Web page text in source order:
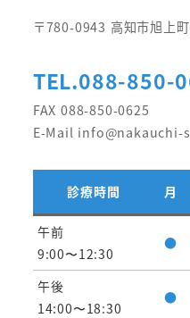
〒780-0943 高知市旭上
TEL.088-850-
FAX 088-850-0625
E-Mail info@nakauchi-
診療時間 月
午前
9:00〜12:30
●
午後
14:00〜18:30
●